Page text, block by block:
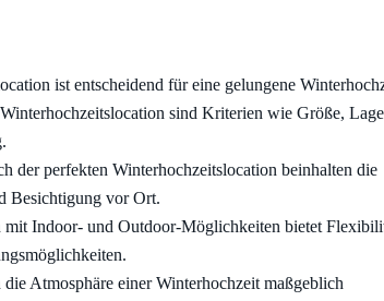
ist entscheidend für eine gelungene
sind Kriterien wie Größe, Lage
der perfekten Winterhochzeitslocation beinhalten die
Besichtigung vor Ort.
mit Indoor- und Outdoor-Möglichkeiten bietet
Atmosphäre einer Winterhochzeit maßgeblich